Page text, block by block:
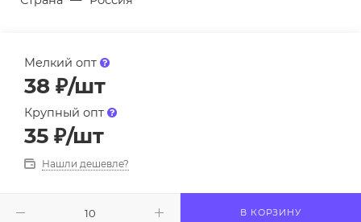
Мелкий опт
38 ₽/шт
Крупный опт
35 ₽/шт
Нашли дешевле?
В КОРЗИНУ